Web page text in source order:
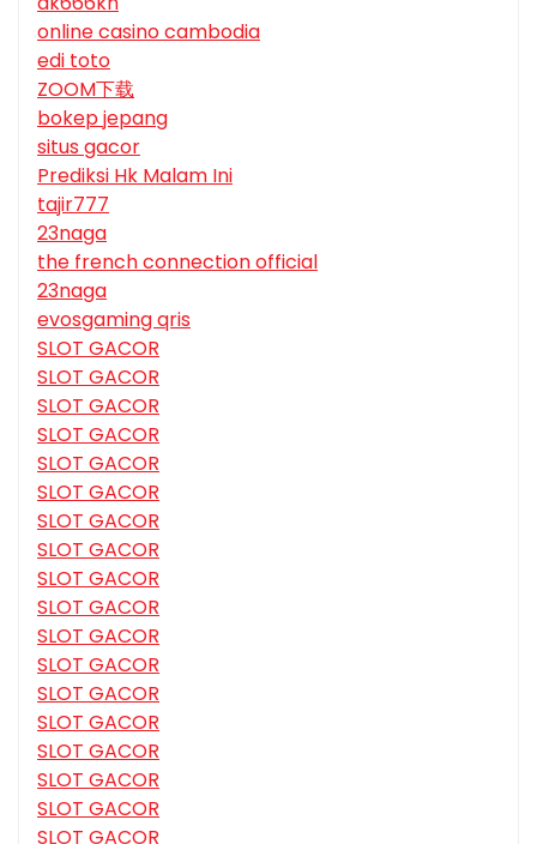
online casino cambodia
edi toto
ZOOM下载
bokep jepang
situs gacor
Prediksi Hk Malam Ini
tajir777
23naga
the french connection official
23naga
evosgaming qris
SLOT GACOR
SLOT GACOR
SLOT GACOR
SLOT GACOR
SLOT GACOR
SLOT GACOR
SLOT GACOR
SLOT GACOR
SLOT GACOR
SLOT GACOR
SLOT GACOR
SLOT GACOR
SLOT GACOR
SLOT GACOR
SLOT GACOR
SLOT GACOR
SLOT GACOR
SLOT GACOR